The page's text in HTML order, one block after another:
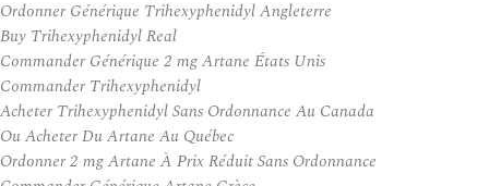
Ordonner Générique Trihexyphenidyl Angleterre
Buy Trihexyphenidyl Real
Commander Générique 2 mg Artane États Unis
Commander Trihexyphenidyl
Acheter Trihexyphenidyl Sans Ordonnance Au Canada
Ou Acheter Du Artane Au Québec
Ordonner 2 mg Artane À Prix Réduit Sans Ordonnance